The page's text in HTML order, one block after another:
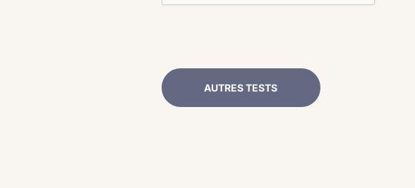
AUTRES TESTS